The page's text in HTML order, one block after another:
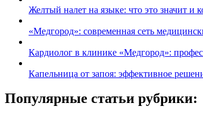
Желтый налет на языке: что это значит и
«Медгород»: современная сеть
Кардиолог в клинике «Медгород»:
Капельница от запоя: эффективное
Популярные статьи рубрики: